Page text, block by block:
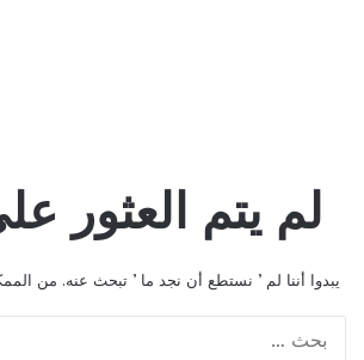
لم يتم العثور
يبدوا أننا لم ’ نستطع أن نجد ما ’ تبحث عنه. من